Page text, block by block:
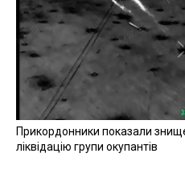
Прикордонники показали
ліквідацію групи окупантів